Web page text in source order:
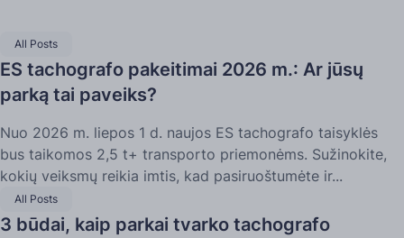
All Posts
ES tachografo pakeitimai 2026 m.: Ar jūsų
parką tai paveiks?
Nuo 2026 m. liepos 1 d. naujos ES tachografo taisyklės
bus taikomos 2,5 t+ transporto priemonėms. Sužinokite,
kokių veiksmų reikia imtis, kad pasiruoštumėte ir...
All Posts
3 būdai, kaip parkai tvarko tachografo